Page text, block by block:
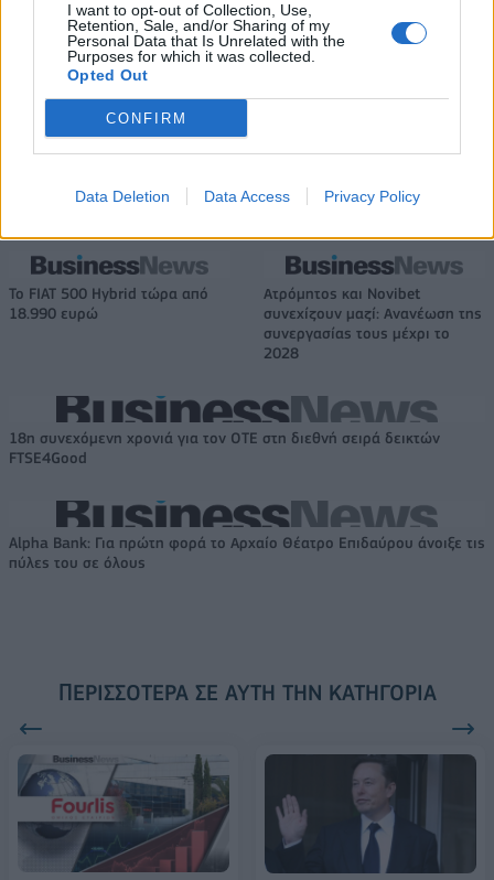
I want to opt-out of Collection, Use,
Retention, Sale, and/or Sharing of my
Personal Data that Is Unrelated with the
Purposes for which it was collected.
Opted Out
CONFIRM
Data Deletion Data Access Privacy Policy
Ελληνική Αναπτυξιακή Τράπεζα:
Με «προίκα» 2 δισ. ευρώ
ανοίγει δρόμο για δάνεια έως 5
δισ. σε μικρομεσαίες
Υπ. Μεταφορών: Οριστική λύση
κυκλοφορίας - Τέλος στις
Η Chery επενδύει 75 εκατ. δολάρια στην KG Mobility
Το FIAT 500 Hybrid τώρα από
18.990 ευρώ
Ατρόμητος και Novibet
συνεχίζουν μαζί: Ανανέωση της
συνεργασίας τους μέχρι το
2028
18η συνεχόμενη χρονιά για τον ΟΤΕ στη διεθνή σειρά δεικτών
FTSE4Good
Alpha Bank: Για πρώτη φορά το Αρχαίο Θέατρο Επιδαύρου άνοιξε τις
πύλες του σε όλους
ΠΕΡΙΣΣΌΤΕΡΑ ΣΕ ΑΥΤΉ ΤΗΝ ΚΑΤΗΓΟΡΊΑ